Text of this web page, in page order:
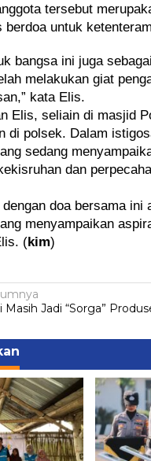
tersebut
berdoa untuk
bangsa ini juga
melakukan giat
kata Elis.
Elis, seliain di masjid
di polsek. Dalam
sedang
dan
dengan doa bersama
menyampaikan
(kim)
Masih Jadi “Sorga”